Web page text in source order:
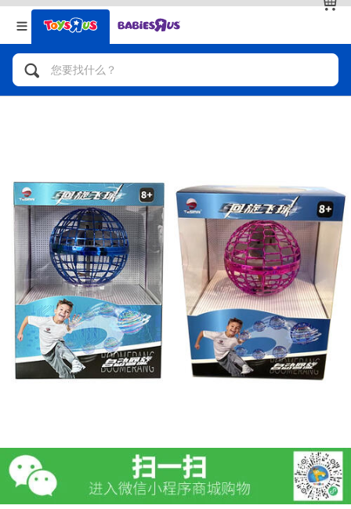
返回
分类目录
人气英雄，角色扮演，射击玩具
拼砌组合及乐高LEGO
玩具车，货车，火车及遥控系列
手工艺，文具，蜡笔，泥胶，画板
娃娃，芭比，收藏公仔
电子玩具
益智学习玩具
户外及运动产品
返回
品牌
查看全部